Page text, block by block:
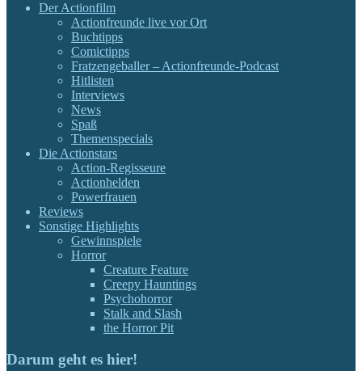
Der Actionfilm
Actionfreunde live vor Ort
Buchtipps
Comictipps
Fratzengeballer – Actionfreunde-Podcast
Hitlisten
Interviews
News
Spaß
Themenspecials
Die Actionstars
Action-Regisseure
Actionhelden
Powerfrauen
Reviews
Sonstige Highlights
Gewinnspiele
Horror
Creature Feature
Creepy Hauntings
Psychohorror
Stalk and Slash
the Horror Pit
Darum geht es hier!